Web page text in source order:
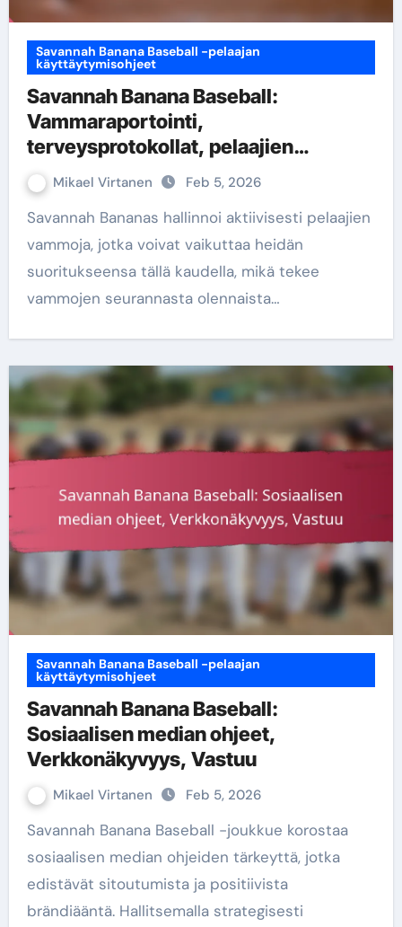
Savannah Banana Baseball -pelaajan
käyttäytymisohjeet
Savannah Banana Baseball:
Vammaraportointi,
terveysprotokollat, pelaajien
turvallisuus
Mikael Virtanen Feb 5, 2026
Savannah Bananas hallinnoi aktiivisesti pelaajien
vammoja, jotka voivat vaikuttaa heidän
suoritukseensa tällä kaudella, mikä tekee
vammojen seurannasta olennaista…
Savannah Banana Baseball -pelaajan
käyttäytymisohjeet
Savannah Banana Baseball:
Sosiaalisen median ohjeet,
Verkkonäkyvyys, Vastuu
Mikael Virtanen Feb 5, 2026
Savannah Banana Baseball -joukkue korostaa
sosiaalisen median ohjeiden tärkeyttä, jotka
edistävät sitoutumista ja positiivista
brändiääntä. Hallitsemalla strategisesti